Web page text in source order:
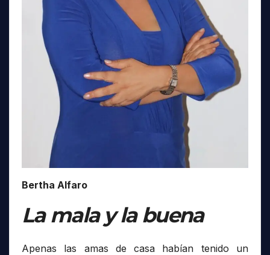
Bertha Alfaro
La mala y la buena
Apenas las amas de casa habían tenido un